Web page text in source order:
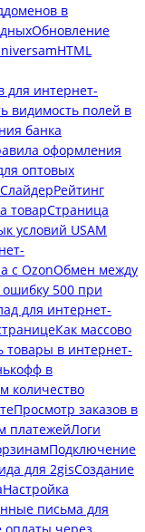
в
Обновление
HTML
для интернет-
видимость полей в
банка
оформления
оптовых
СлайдерРейтинг
товарСтраница
условий USAM
с OzonОбмен между
500 при
для интернет-
Как массово
товары в интернет-
в
количество
Просмотр заказов в
платежейЛоги
Подключение
для 2gisСоздание
Настройка
письма для
через